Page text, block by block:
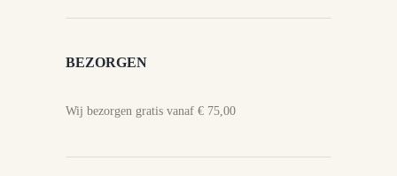
BEZORGEN
Wij bezorgen gratis vanaf € 75,00